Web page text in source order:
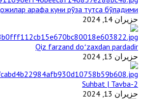
арафа куни рўза тутса бўладими?
حزيران 14, 2024
Qiz farzand doʻzaxdan pardadir
حزيران 13, 2024
2-Suhbat | Tavba
حزيران 13, 2024